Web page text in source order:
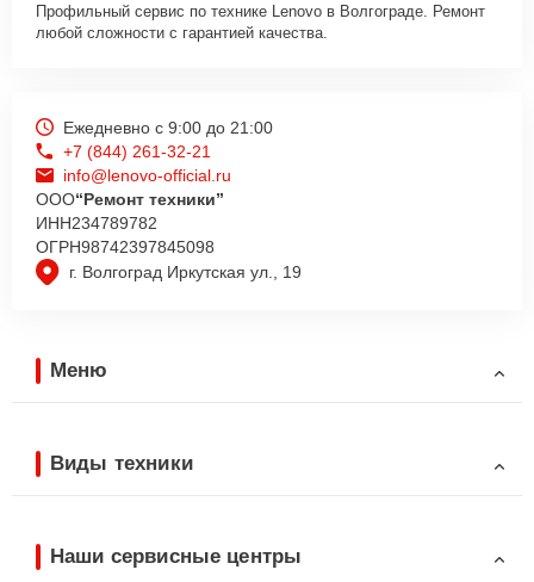
Профильный сервис по технике Lenovo в Волгограде. Ремонт
любой сложности с гарантией качества.
г. Волгоград Иркутская ул., 19
Ежедневно с 9:00 до 21:00
+7 (844) 261-32-21
info@lenovo-official.ru
ООО“Ремонт техники”
ИНН234789782
ОГРН98742397845098
Меню
Виды техники
Наши сервисные центры